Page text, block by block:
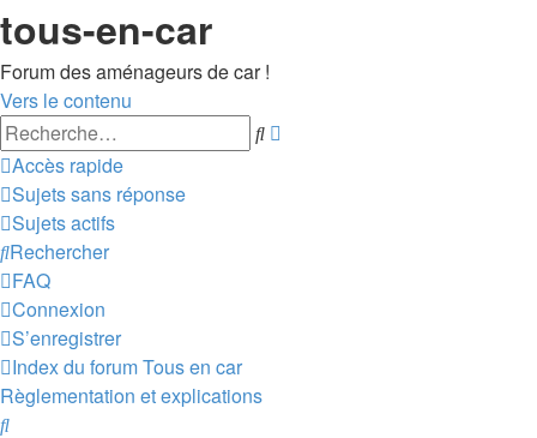
tous-en-car
Forum des aménageurs de car !
Vers le contenu
Rechercher
Accès rapide
Sujets sans réponse
Sujets actifs
Rechercher
FAQ
Connexion
S’enregistrer
Index du forumTous en car
Règlementation et explications
Rechercher